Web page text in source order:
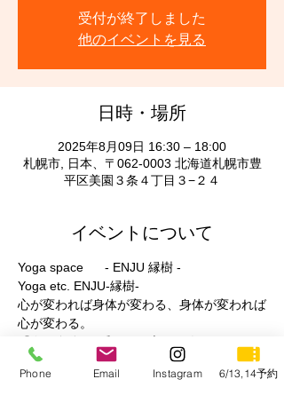
受付が終了しました
他のイベントを見る
日時・場所
2025年8月09日 16:30 – 18:00
札幌市, 日本、〒062-0003 北海道札幌市豊
平区美園３条４丁目３−２４
イベントについて
Yoga space      - ENJU 縁樹 -
Yoga etc. ENJU-縁樹-
心が変われば身体が変わる、身体が変われば
心が変わる。
ヨガと出会って私は今の自分が好きと言える
ようになりました。
Phone Email Instagram 6/13,14予約